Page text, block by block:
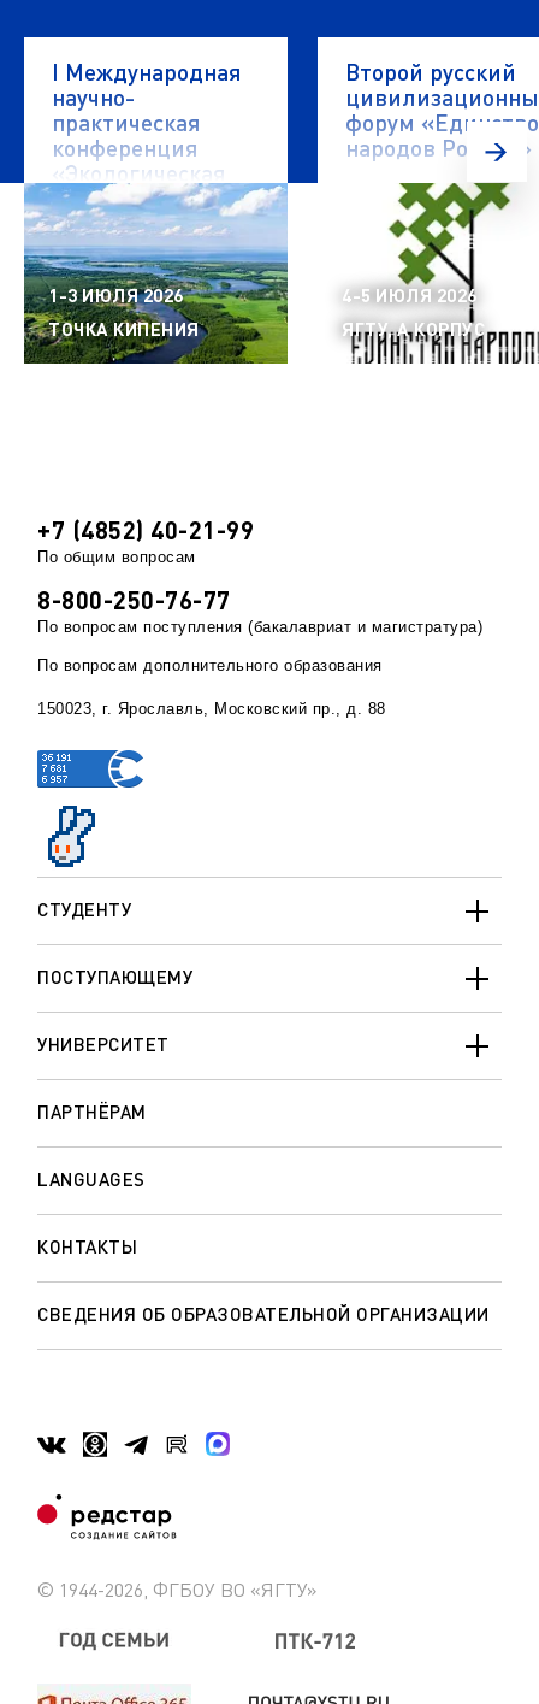
I Международная
научно-
практическая
конференция
«Экологическая
безопасность
водных объектов»
1-3 ИЮЛЯ 2026
ТОЧКА КИПЕНИЯ
Второй русский
форум «Единство
народов России»
4-5 ИЮЛЯ 2026
ЯГТУ, А КОРПУС
СТУДЕНТУ
ПОСТУПАЮЩЕМУ
УНИВЕРСИТЕТ
ПАРТНЁРАМ
LANGUAGES
КОНТАКТЫ
СВЕДЕНИЯ ОБ ОБРАЗОВАТЕЛЬНОЙ ОРГАНИЗАЦИИ
+7 (4852) 40-21-99
По общим вопросам
8-800-250-76-77
По вопросам поступления (бакалавриат и магистратура)
По вопросам дополнительного образования
150023, г. Ярославль, Московский пр., д. 88
© 1944-2026, ФГБОУ ВО «ЯГТУ»